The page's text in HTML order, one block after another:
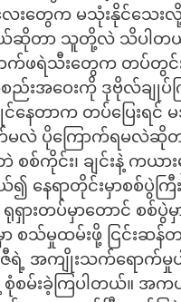
တွေက မသုံးနိုင်သေးလို့
ယ်ဆိုတာ သူတို့လဲ သိပါတယ်။
က်ဖရဲသီးတွေက တပ်တွ
ည်းအဝေးကို ဒုဗိုလ်ချုပ်က
ြိုင်နေတာက တပ်ပြေးရ
မလဲ ပိုကြောက်ရမလဲဆို
စစ်ကိုင်း၊ ချင်းနဲ့ ကယ
၍ နေရာတိုင်းမှာစစ်ပွဲက
ရုရှားတပ်မှာတောင် စ
စသ်မှုထမ်းဖို့ ငြင်းဆန်တ
ရဲ့ အကျိုးသက်ရောက်မှုပ
စမ်းခဲ့ကြပါတယ်။ အ